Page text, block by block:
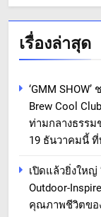
เรื่องล่าสุด
‘GMM
Brew Cool
ท่ามกลางธรร
19 ธันวาคมนี้
เปิดแล้วยิ่งใหญ่
Outdoor-
คุณภาพชีวิตขอ